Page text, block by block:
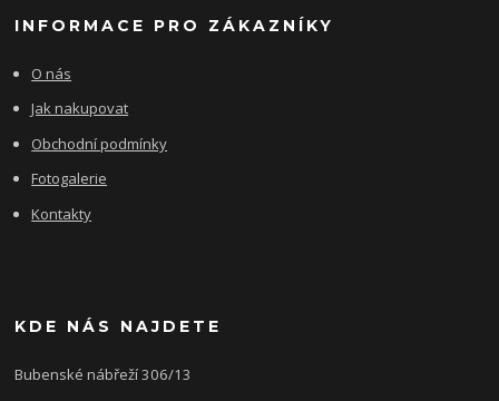
INFORMACE PRO ZÁKAZNÍKY
O nás
Jak nakupovat
Obchodní podmínky
Fotogalerie
Kontakty
KDE NÁS NAJDETE
Bubenské nábřeží 306/13